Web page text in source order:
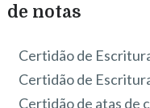
de notas
Certidão de
Certidão de
Certidão de atas de